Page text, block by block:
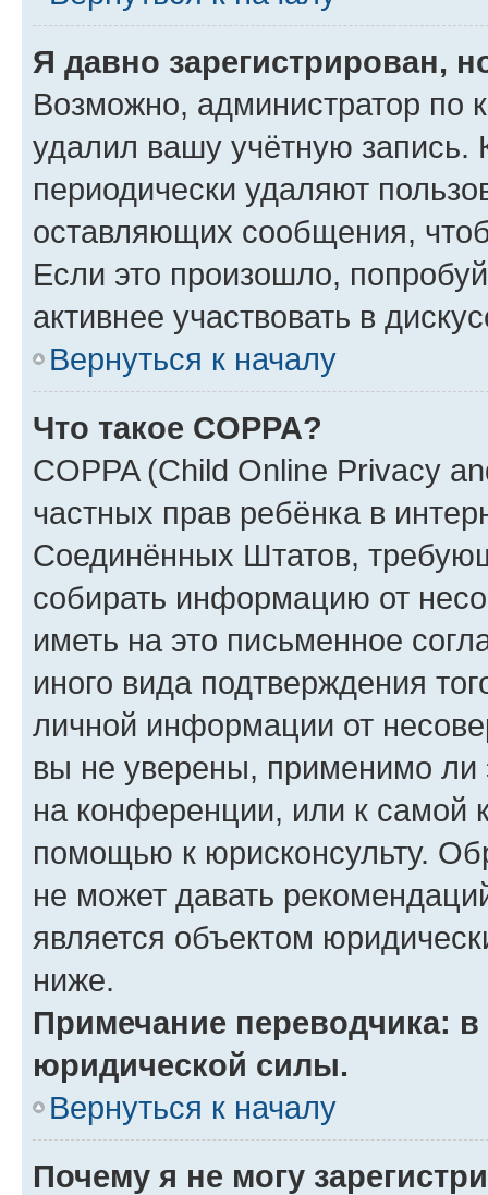
Я давно зарегистрирован,
Возможно, администратор по
удалил вашу учётную запись.
периодически удаляют
оставляющих сообщения,
Если это произошло,
активнее участвовать в
Вернуться к началу
Что такое COPPA?
COPPA (Child Online Privacy
частных прав ребёнка в
Соединённых Штатов,
собирать информацию от
иметь на это письменное
иного вида подтверждения
личной информации от
вы не уверены, применимо ли
на конференции, или к самой
помощью к юрисконсульту.
не может давать
является объектом
ниже.
Примечание переводчика:
юридической силы.
Вернуться к началу
Почему я не могу